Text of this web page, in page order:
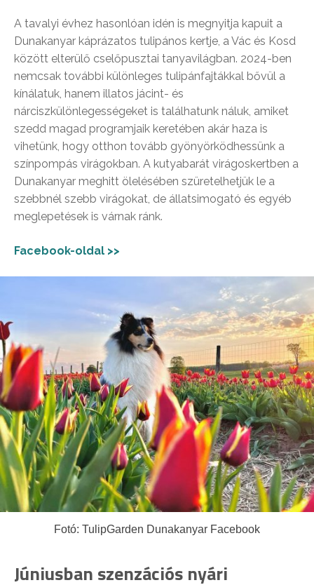
A tavalyi évhez hasonlóan idén is megnyitja kapuit a
Dunakanyar káprázatos tulipános kertje, a Vác és Kosd
között elterülő cselőpusztai tanyavilágban. 2024-ben
nemcsak további különleges tulipánfajtákkal bővül a
kínálatuk, hanem illatos jácint- és
nárciszkülönlegességeket is találhatunk náluk, amiket
szedd magad programjaik keretében akár haza is
vihetünk, hogy otthon tovább gyönyörködhessünk a
színpompás virágokban. A kutyabarát virágoskertben a
Dunakanyar meghitt ölelésében szüretelhetjük le a
szebbnél szebb virágokat, de állatsimogató és egyéb
meglepetések is várnak ránk.
Facebook-oldal >>
Fotó: TulipGarden Dunakanyar Facebook
Júniusban szenzációs nyári